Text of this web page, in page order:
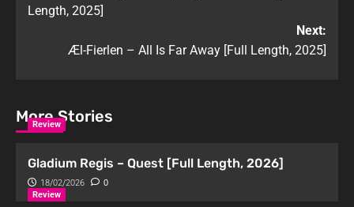
Length, 2025]
Next:
Æl-Fierlen – All Is Far Away [Full Length, 2025]
More Stories
Review
Gladium Regis – Quest [Full Length, 2026]
18/02/2026 0
Review